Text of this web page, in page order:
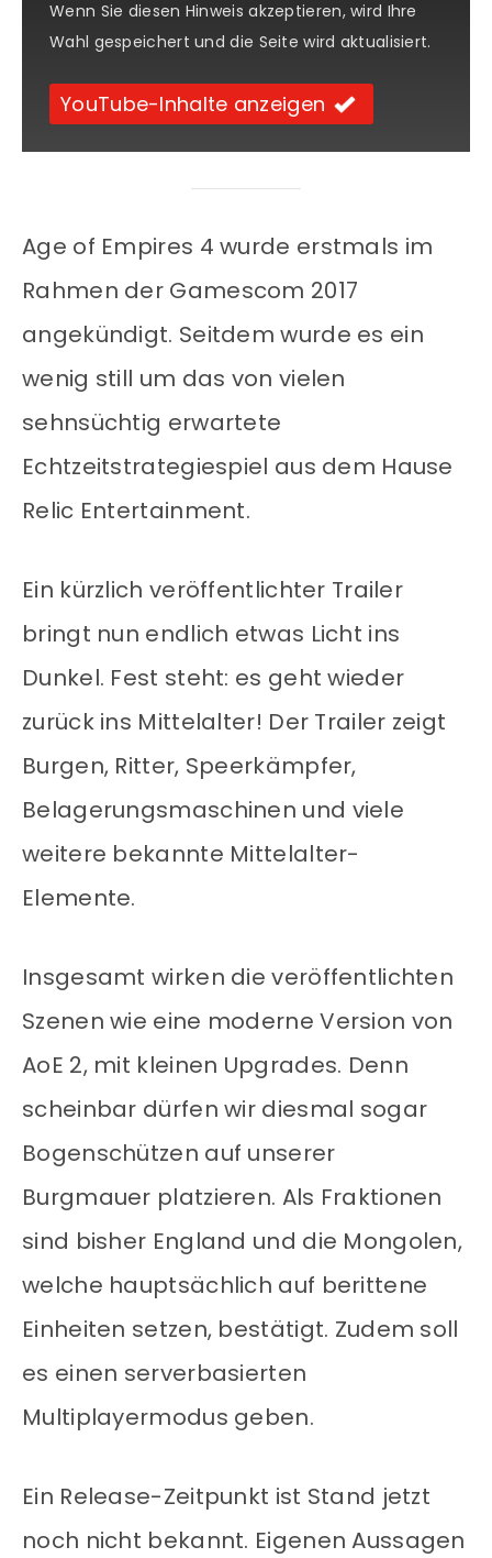
Wenn Sie diesen Hinweis akzeptieren, wird Ihre
Wahl gespeichert und die Seite wird aktualisiert.
YouTube-Inhalte anzeigen
Age of Empires 4 wurde erstmals im
Rahmen der Gamescom 2017
angekündigt. Seitdem wurde es ein
wenig still um das von vielen
sehnsüchtig erwartete
Echtzeitstrategiespiel aus dem Hause
Relic Entertainment.
Ein kürzlich veröffentlichter Trailer
bringt nun endlich etwas Licht ins
Dunkel. Fest steht: es geht wieder
zurück ins Mittelalter! Der Trailer zeigt
Burgen, Ritter, Speerkämpfer,
Belagerungsmaschinen und viele
weitere bekannte Mittelalter-
Elemente.
Insgesamt wirken die veröffentlichten
Szenen wie eine moderne Version von
AoE 2, mit kleinen Upgrades. Denn
scheinbar dürfen wir diesmal sogar
Bogenschützen auf unserer
Burgmauer platzieren. Als Fraktionen
sind bisher England und die Mongolen,
welche hauptsächlich auf berittene
Einheiten setzen, bestätigt. Zudem soll
es einen serverbasierten
Multiplayermodus geben.
Ein Release-Zeitpunkt ist Stand jetzt
noch nicht bekannt. Eigenen Aussagen